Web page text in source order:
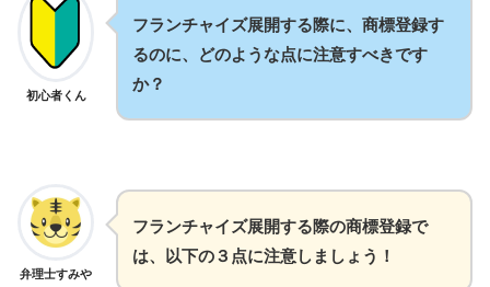
初心者くん
フランチャイズ展開する際に、商標登録す
るのに、どのような点に注意すべきです
か？
弁理士すみや
フランチャイズ展開する際の商標登録で
は、以下の３点に注意しましょう！